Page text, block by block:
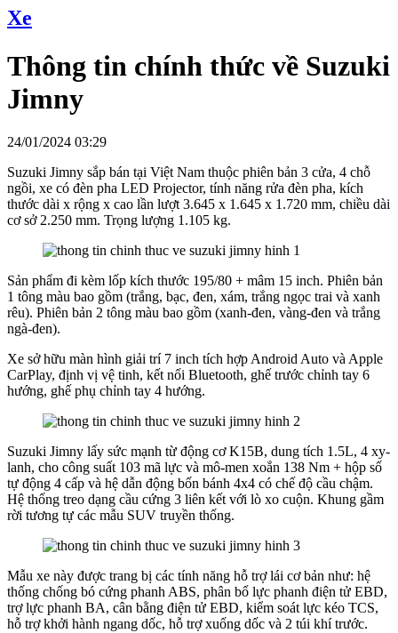
Xe
Thông tin chính thức về Suzuki
Jimny
24/01/2024 03:29
Suzuki Jimny sắp bán tại Việt Nam thuộc phiên bản 3 cửa, 4 chỗ
ngồi, xe có đèn pha LED Projector, tính năng rửa đèn pha, kích
thước dài x rộng x cao lần lượt 3.645 x 1.645 x 1.720 mm, chiều dài
cơ sở 2.250 mm. Trọng lượng 1.105 kg.
Sản phẩm đi kèm lốp kích thước 195/80 + mâm 15 inch. Phiên bản
1 tông màu bao gồm (trắng, bạc, đen, xám, trắng ngọc trai và xanh
rêu). Phiên bản 2 tông màu bao gồm (xanh-đen, vàng-đen và trắng
ngà-đen).
Xe sở hữu màn hình giải trí 7 inch tích hợp Android Auto và Apple
CarPlay, định vị vệ tinh, kết nối Bluetooth, ghế trước chỉnh tay 6
hướng, ghế phụ chỉnh tay 4 hướng.
Suzuki Jimny lấy sức mạnh từ động cơ K15B, dung tích 1.5L, 4 xy-
lanh, cho công suất 103 mã lực và mô-men xoắn 138 Nm + hộp số
tự động 4 cấp và hệ dẫn động bốn bánh 4x4 có chế độ cầu chậm.
Hệ thống treo dạng cầu cứng 3 liên kết với lò xo cuộn. Khung gầm
rời tương tự các mẫu SUV truyền thống.
Mẫu xe này được trang bị các tính năng hỗ trợ lái cơ bản như: hệ
thống chống bó cứng phanh ABS, phân bổ lực phanh điện tử EBD,
trợ lực phanh BA, cân bằng điện tử EBD, kiểm soát lực kéo TCS,
hỗ trợ khởi hành ngang dốc, hỗ trợ xuống dốc và 2 túi khí trước.